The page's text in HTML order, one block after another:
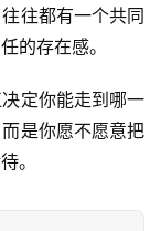
往都有一个共同
的存在感。
定你能走到哪一
是你愿不愿意把
。